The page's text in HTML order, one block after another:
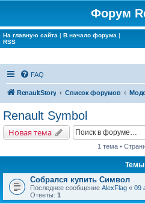
Форум
На главную сайта | В начало форума |
RSS
FAQ
RenaultStory Список форумов
Renault Symbol
Новая тема
1 тема •
Темы
Собрался купить Символ
Последнее сообщение AlexFlag « 09
Ответы: 1